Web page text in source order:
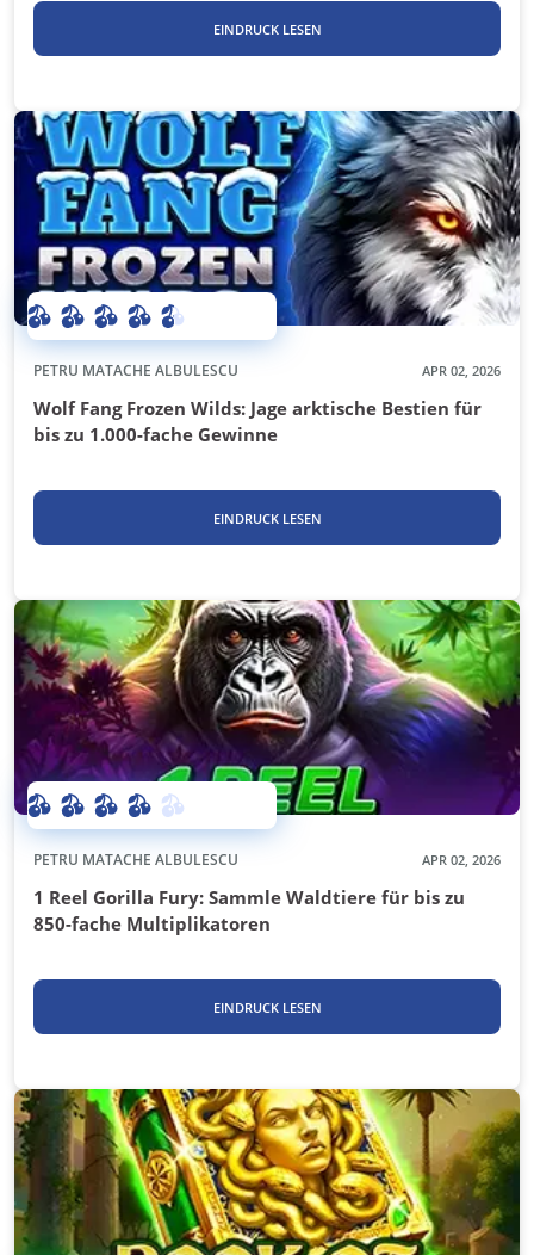
EINDRUCK LESEN
PETRU MATACHE ALBULESCU APR 02, 2026
Wolf Fang Frozen Wilds: Jage arktische Bestien für
bis zu 1.000-fache Gewinne
EINDRUCK LESEN
PETRU MATACHE ALBULESCU APR 02, 2026
1 Reel Gorilla Fury: Sammle Waldtiere für bis zu
850-fache Multiplikatoren
EINDRUCK LESEN